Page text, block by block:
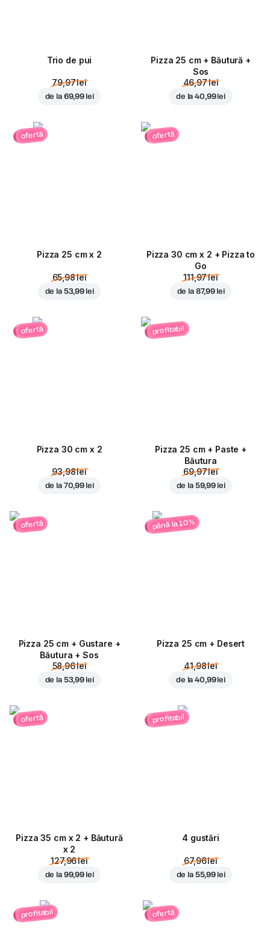
Trio de pui
79,97 lei
de la 69,99 lei
Pizza 25 cm + Băutură +
Sos
46,97 lei
de la40,99 lei
ofertă
Pizza 25 cm x 2
65,98 lei
de la 53,99 lei
ofertă
Pizza 30 cm x 2 + Pizza to
Go
111,97 lei
de la 87,99 lei
ofertă
Pizza 30 cm x 2
93,98 lei
de la 70,99 lei
profitabil
Pizza 25 cm + Paste +
Băutura
69,97 lei
de la 59,99 lei
ofertă
Pizza 25 cm + Gustare +
Băutura + Sos
58,96 lei
de la 53,99 lei
până la 10%
Pizza 25 cm + Desert
41,98 lei
de la40,99 lei
ofertă
Pizza 35 cm x 2 + Băutură
x 2
127,96 lei
de la 99,99 lei
profitabil
4 gustări
67,96 lei
de la 55,99 lei
profitabil ofertă